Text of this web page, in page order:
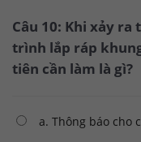
Câu 10: Khi xảy
trình lắp ráp
tiên cần làm là gì?
a. Thông báo cho